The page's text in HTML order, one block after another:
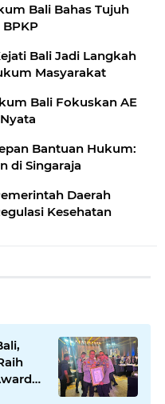
Bali Bahas Tujuh
Bali Jadi Langkah
Masyarakat
Bali Fokuskan AE
Bantuan Hukum:
di Singaraja
Daerah
Kesehatan